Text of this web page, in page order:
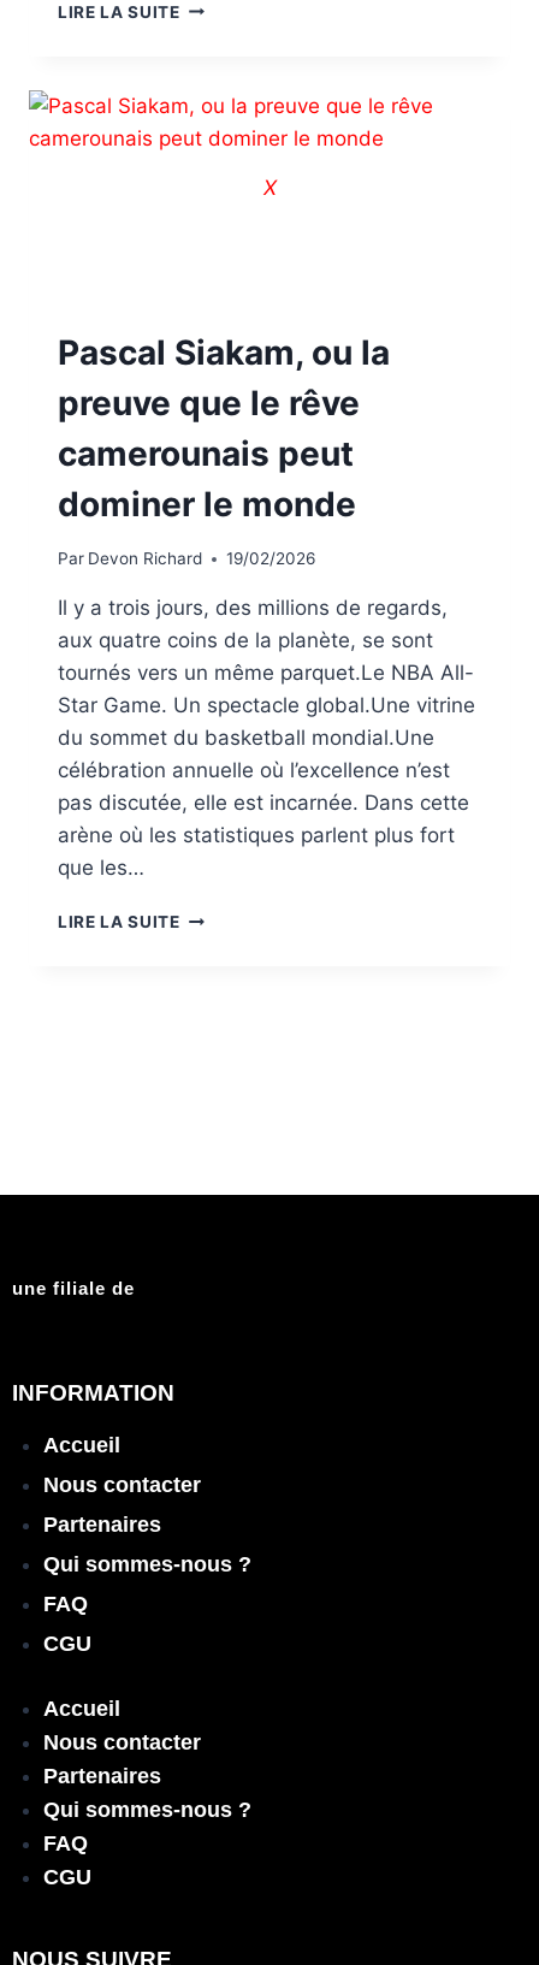
LIRE LA SUITE
X
Pascal Siakam, ou la
preuve que le rêve
camerounais peut
dominer le monde
Par Devon Richard 19/02/2026
Il y a trois jours, des millions de regards,
aux quatre coins de la planète, se sont
tournés vers un même parquet.Le NBA All-
Star Game. Un spectacle global.Une vitrine
du sommet du basketball mondial.Une
célébration annuelle où l’excellence n’est
pas discutée, elle est incarnée. Dans cette
arène où les statistiques parlent plus fort
que les…
LIRE LA SUITE
une filiale de
INFORMATION
Accueil
Nous contacter
Partenaires
Qui sommes-nous ?
FAQ
CGU
Accueil
Nous contacter
Partenaires
Qui sommes-nous ?
FAQ
CGU
NOUS SUIVRE